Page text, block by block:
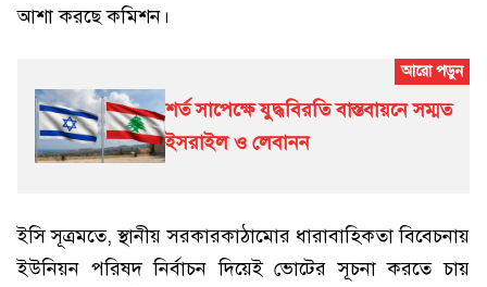
আশা করছে কমিশন।
শর্ত সাপেক্ষে যুদ্ধবিরতি বাস্তবায়নে সম্মত
ইসরাইল ও লেবানন
ইসি সূত্রমতে, স্থানীয় সরকারকাঠামোর ধারাবাহিকতা বিবেচনায়
ইউনিয়ন পরিষদ নির্বাচন দিয়েই ভোটের সূচনা করতে চায়